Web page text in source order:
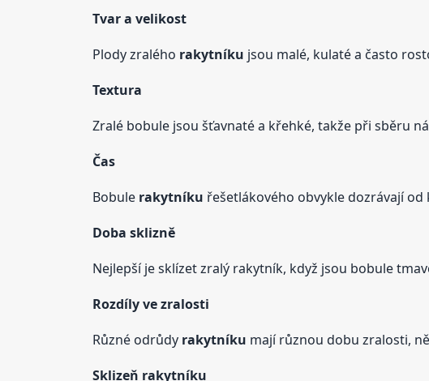
Tvar a velikost
Plody zralého rakytníku jsou malé, kulaté a často
Textura
Zralé bobule jsou šťavnaté a křehké, takže při sběru
Čas
Bobule rakytníku řešetlákového obvykle dozrávají
Doba sklizně
Nejlepší je sklízet zralý rakytník, když jsou bobule
Rozdíly ve zralosti
Různé odrůdy rakytníku mají různou dobu zralosti,
Sklizeň rakytníku